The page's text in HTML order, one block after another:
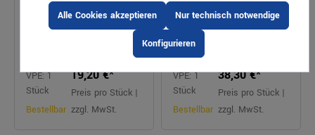
Art.Nr. 166648
VPE: 1
Stück
Bestellbar
19,20 €*
Preis pro Stück |
zzgl. MwSt.
Art.Nr. 166649
...
VPE: 1
Stück
Bestellbar
38,30 €*
Preis pro Stück |
zzgl. MwSt.
Nur technisch notwendige
Konfigurieren
Alle Cookies akzeptieren